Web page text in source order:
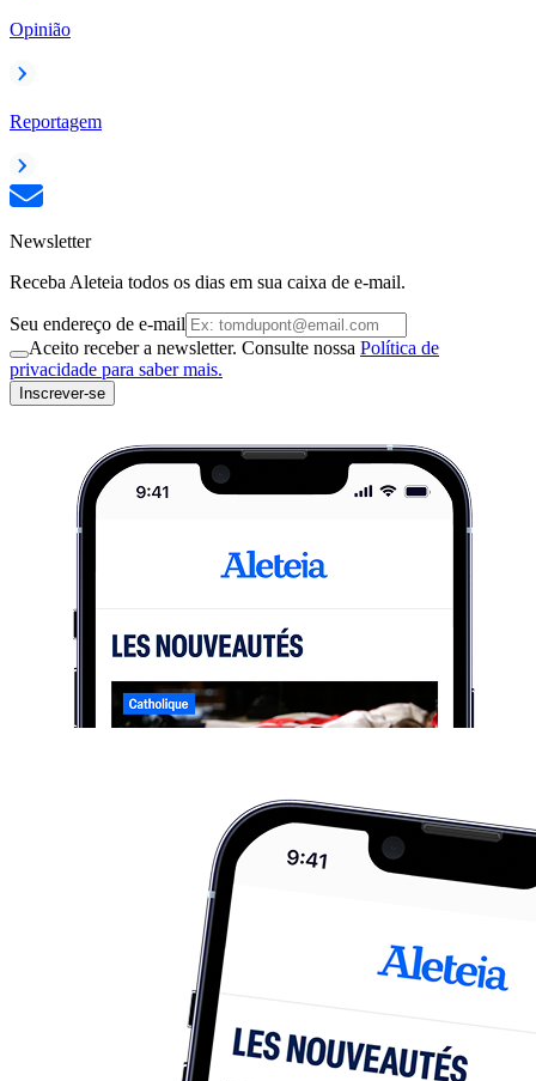
Opinião
Reportagem
Newsletter
Receba Aleteia todos os dias em sua caixa de e-mail.
Seu endereço de e-mail
Aceito receber a newsletter. Consulte nossa Política de
privacidade para saber mais.
Inscrever-se